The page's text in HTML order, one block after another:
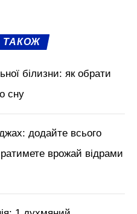
ТАКОЖ
білизни: як обрати
сну
додайте всього
врожай відрами